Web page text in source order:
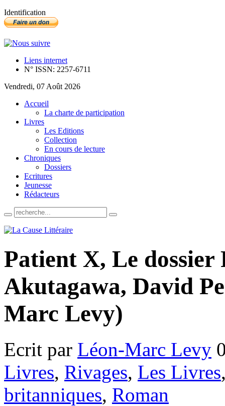
Identification
Liens internet
N° ISSN: 2257-6711
Vendredi, 07 Août 2026
Accueil
La charte de participation
Livres
Les Editions
Collection
En cours de lecture
Chroniques
Dossiers
Ecritures
Jeunesse
Rédacteurs
Patient X, Le dossier
Akutagawa, David
Marc Levy)
Ecrit par Léon-Marc Levy
Livres, Rivages, Les Livres
britanniques, Roman